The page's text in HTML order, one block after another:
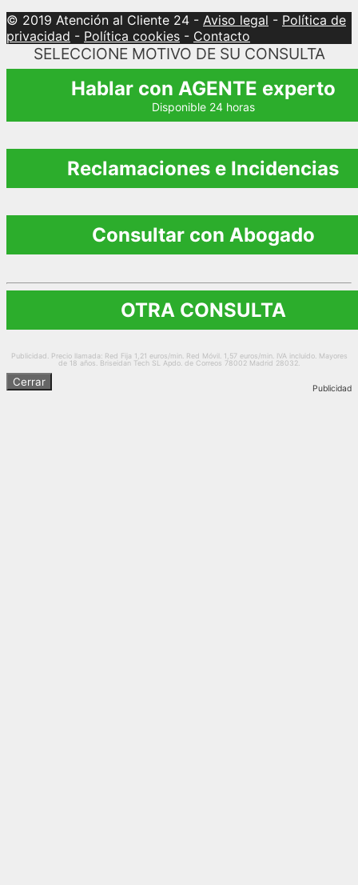
© 2019 Atención al Cliente 24 - Aviso legal - Política de
privacidad - Política cookies - Contacto
SELECCIONE MOTIVO DE SU CONSULTA
Hablar con AGENTE experto
Disponible 24 horas
Reclamaciones e Incidencias
Consultar con Abogado
OTRA CONSULTA
Publicidad. Precio llamada: Red Fija 1,21 euros/min. Red Móvil. 1,57 euros/min. IVA incluido. Mayores
de 18 años. Briseidan Tech SL Apdo. de Correos 78002 Madrid 28032.
Publicidad
Cerrar